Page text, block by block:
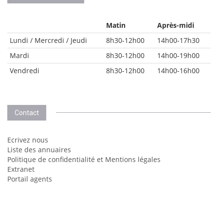
Matin
Après-midi
Lundi / Mercredi / Jeudi
8h30-12h00
14h00-17h30
Mardi
8h30-12h00
14h00-19h00
Vendredi
8h30-12h00 14h00-16h00
Contact
Ecrivez nous
Liste des annuaires
Politique de confidentialité et Mentions légales
Extranet
Portail agents